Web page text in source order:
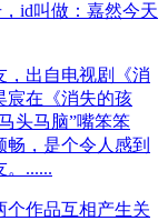
id叫做：嘉然今天
，出自电视剧《消
宸在《消失的孩
头马脑”嘴笨笨
，是个令人感到
。......
个作品互相产生关